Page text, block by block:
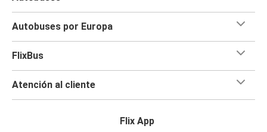
Autobuses por Europa
FlixBus
Atención al cliente
Flix App